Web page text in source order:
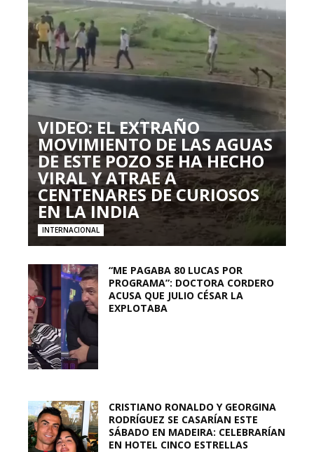
VIDEO: EL EXTRAÑO
MOVIMIENTO DE LAS AGUAS
DE ESTE POZO SE HA HECHO
VIRAL Y ATRAE A
CENTENARES DE CURIOSOS
EN LA INDIA
INTERNACIONAL
“ME PAGABA 80 LUCAS POR
PROGRAMA”: DOCTORA CORDERO
ACUSA QUE JULIO CÉSAR LA
EXPLOTABA
CRISTIANO RONALDO Y GEORGINA
RODRÍGUEZ SE CASARÍAN ESTE
SÁBADO EN MADEIRA: CELEBRARÍAN
EN HOTEL CINCO ESTRELLAS